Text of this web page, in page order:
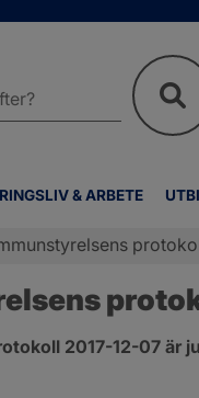
& ARBETE
2017-12-07 är
123.1 kB, öppnas i